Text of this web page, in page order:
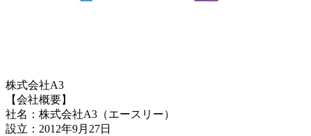
株式会社A3
【会社概要】
社名：株式会社A3（エースリー）
設立：2012年9月27日